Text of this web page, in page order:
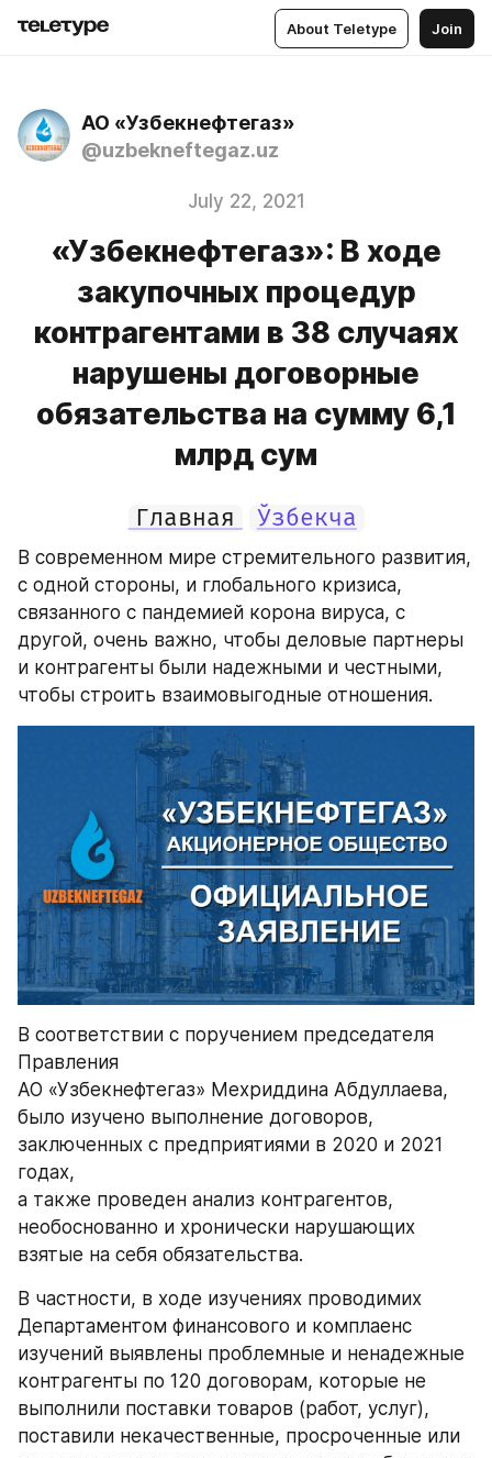
About Teletype Join
АО «Узбекнефтегаз»
@uzbekneftegaz.uz
July 22, 2021
«Узбекнефтегаз»: В ходе
закупочных процедур
контрагентами в 38 случаях
нарушены договорные
обязательства на сумму 6,1
млрд сум
Главная Ўзбекча
В современном мире стремительного развития,
с одной стороны, и глобального кризиса,
связанного с пандемией корона вируса, с
другой, очень важно, чтобы деловые партнеры
и контрагенты были надежными и честными,
чтобы строить взаимовыгодные отношения.
В соответствии с поручением председателя
Правления
АО «Узбекнефтегаз» Мехриддина Абдуллаева,
было изучено выполнение договоров,
заключенных с предприятиями в 2020 и 2021
годах,
а также проведен анализ контрагентов,
необоснованно и хронически нарушающих
взятые на себя обязательства.
В частности, в ходе изучениях проводимих
Департаментом финансового и комплаенс
изучений выявлены проблемные и ненадежные
контрагенты по 120 договорам, которые не
выполнили поставки товаров (работ, услуг),
поставили некачественные, просроченные или